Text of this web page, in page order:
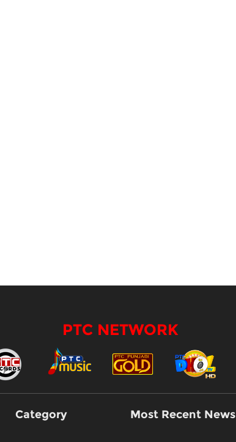
PTC NETWORK
Category Most Recent News